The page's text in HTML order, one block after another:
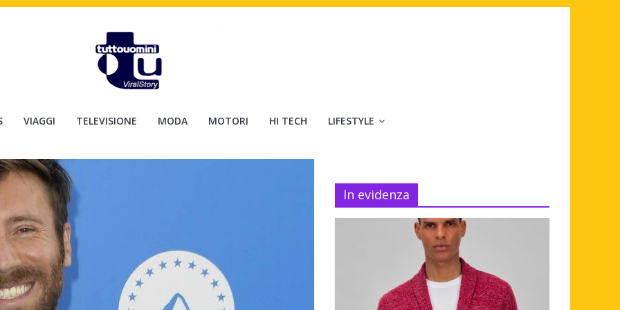
VIAGGI TELEVISIONE MODA MOTORI HI TECH LIFESTYLE
In evidenza